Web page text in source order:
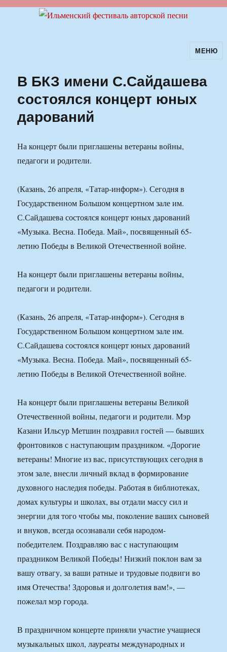
Ильменский фестиваль авторскойМЕНЮ
В БКЗ имени С.Сайдашева
состоялся концерт юных
дарований
На концерт были приглашены ветераны войны,
педагоги и родители.
(Казань, 26 апреля, «Татар-информ»). Сегодня в
Государственном Большом концертном зале им.
С.Сайдашева состоялся концерт юных дарований
«Музыка. Весна. Победа. Май», посвященный 65-
летию Победы в Великой Отечественной войне.
На концерт были приглашены ветераны войны,
педагоги и родители.
(Казань, 26 апреля, «Татар-информ»). Сегодня в
Государственном Большом концертном зале им.
С.Сайдашева состоялся концерт юных дарований
«Музыка. Весна. Победа. Май», посвященный 65-
летию Победы в Великой Отечественной войне.
На концерт были приглашены ветераны Великой
Отечественной войны, педагоги и родители. Мэр
Казани Ильсур Метшин поздравил гостей — бывших
фронтовиков с наступающим праздником. «Дорогие
ветераны! Многие из вас, присутствующих сегодня в
этом зале, внесли личный вклад в формирование
духовного наследия победы. Работая в библиотеках,
домах культуры и школах, вы отдали массу сил и
энергии для того чтобы мы, поколение ваших сыновей
и внуков, всегда осознавали себя народом-
победителем. Поздравляю вас с наступающим
праздником Великой Победы! Низкий поклон вам за
вашу отвагу, за ваши ратные и трудовые подвиги во
имя Отечества! Здоровья и долголетия вам!», —
пожелал мэр города.
В праздничном концерте приняли участие учащиеся
музыкальных школ, лауреаты международных и